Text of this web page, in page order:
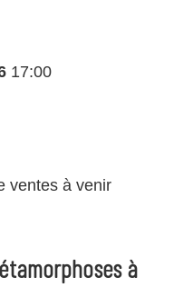
17:00
ventes à venir
à